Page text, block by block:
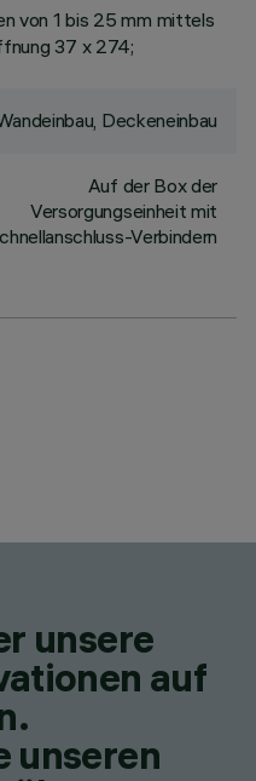
von 1 bis 25 mm mittels
37 x 274;
Deckeneinbau
Auf der Box der
Versorgungseinheit mit
Verbindern
unsere
auf
unseren